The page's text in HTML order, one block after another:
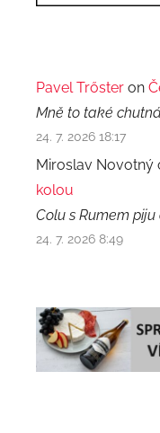
Pavel Trőster on
Mně to také
24. 7. 2026 18:17
Miroslav Novotný
kolou
Colu s Rumem
24. 7. 2026 8:49